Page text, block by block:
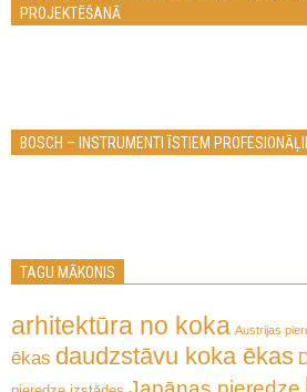
PROJEKTĒŠANĀ
BOSCH – INSTRUMENTI ĪSTIEM
TAGU MĀKONIS
arhitektūra no koka Austrijas
ēkas daudzstāvu koka ēkas